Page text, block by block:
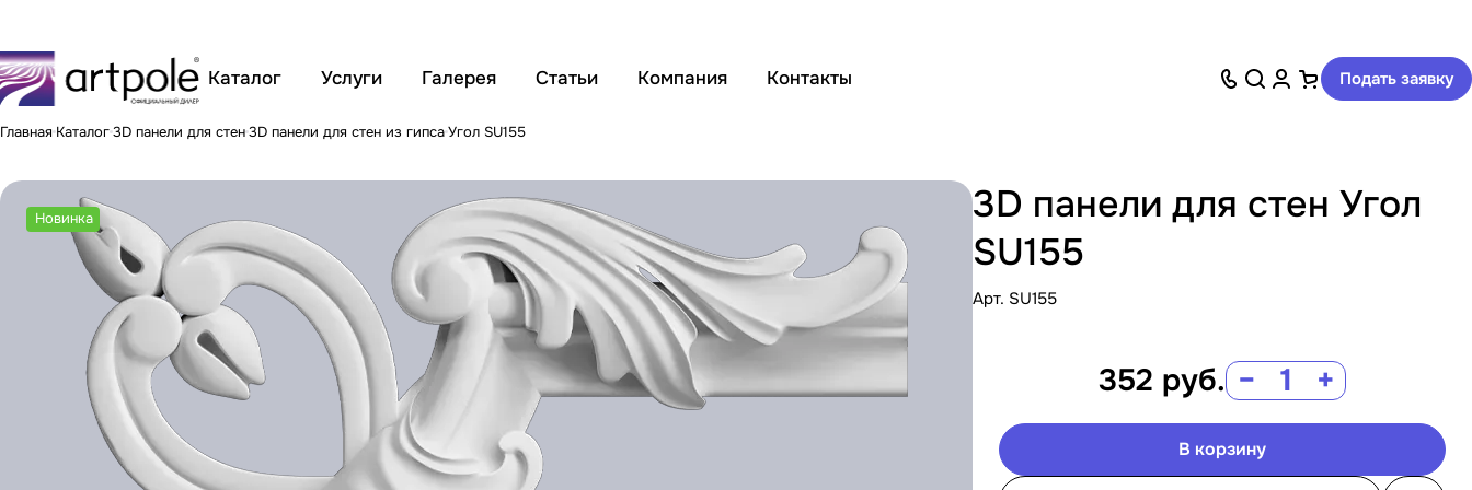
Каталог Услуги Галерея Статьи Компания Контакты Подать заявку
Главная Каталог3D панели для стен3D панели для стен из гипсаУгол SU155
Новинка
3D панели для стен Угол
SU155
Арт. SU155
352 руб. − +
В корзину